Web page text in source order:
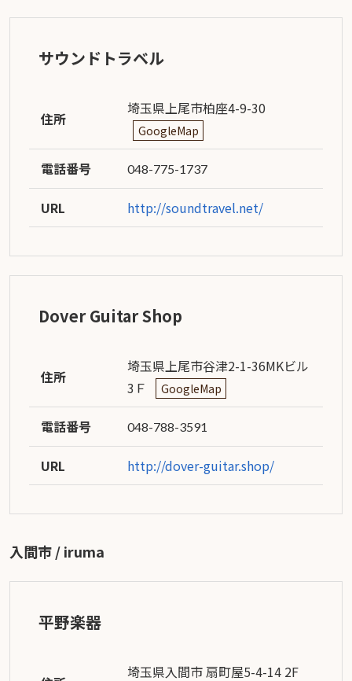
サウンドトラベル
住所
埼玉県上尾市柏座4-9-30
GoogleMap
電話番号 048-775-1737
URL http://soundtravel.net/
Dover Guitar Shop
住所
埼玉県上尾市谷津2-1-36MKビル
3Ｆ
GoogleMap
電話番号 048-788-3591
URL http://dover-guitar.shop/
入間市 / iruma
平野楽器
埼玉県入間市 扇町屋5-4-14 2F